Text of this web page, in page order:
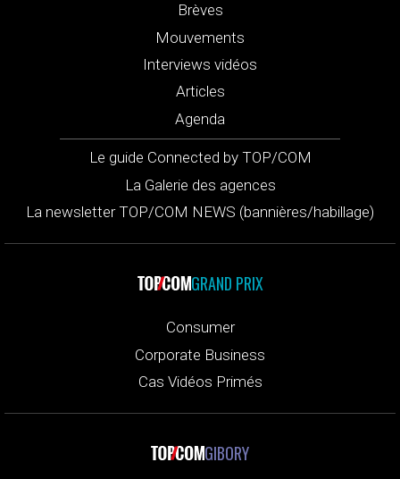
Brèves
Mouvements
Interviews vidéos
Articles
Agenda
Le guide Connected by TOP/COM
La Galerie des agences
La newsletter TOP/COM NEWS (bannières/habillage)
GRAND PRIX
Consumer
Corporate Business
Cas Vidéos Primés
GIBORY